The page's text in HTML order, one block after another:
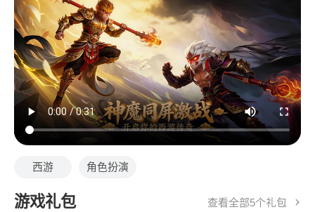
西游 角色扮演
游戏礼包 查看全部5个礼包